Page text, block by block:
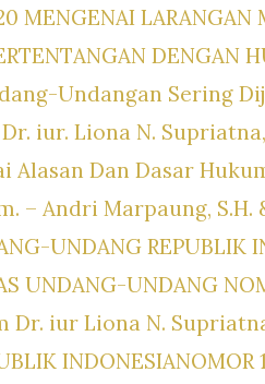
MENGENAI
DENGAN
Undangan Sering
iur. Liona N.
Alasan Dan Dasar
– Andri Marpaung, S.H.
UNDANG REPUBLIK
UNDANG-UNDANG
Dr. iur Liona N.